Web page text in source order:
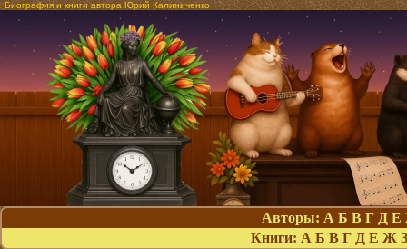
Биография и книги автора Юрий Калиниченко
Авторы: А Б В Г Д Е
Книги: А Б В Г Д Е Ж З